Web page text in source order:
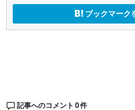
ブックマーク
記事へのコメント 0件